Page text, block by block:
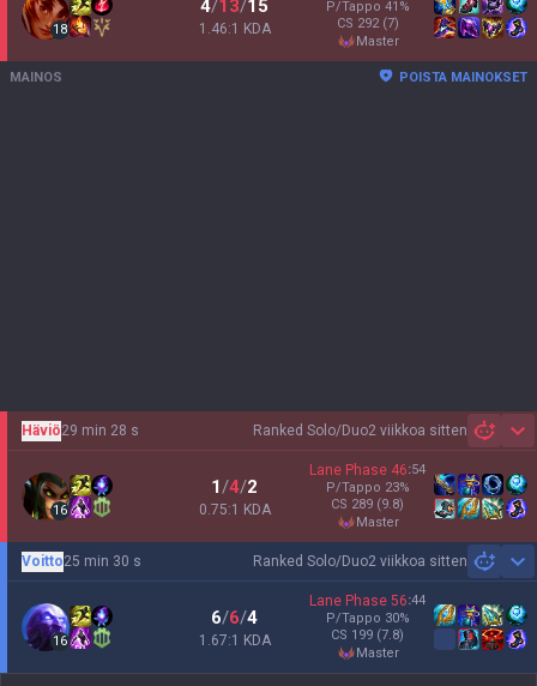
18
4/13/15
1.46:1 KDA
P/Tappo 41 %
CS 292 (7)
master
MAINOS POISTA MAINOKSET
Ranked Solo/Duo2 viikkoa sitten
Häviö29 min 28 s
16
1/4/2
0.75:1 KDA
Lane Phase 46:54
P/Tappo 23%
CS 289 (9.8)
master
Ranked Solo/Duo2 viikkoa sitten
Voitto25 min 30 s
16
6/6/4
1.67:1 KDA
Lane Phase 56:44
P/Tappo 30%
CS 199 (7.8)
master